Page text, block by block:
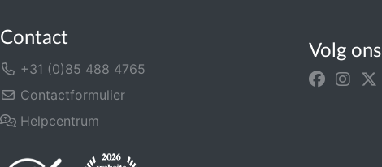
Contact
+31 (0)85 488 4765
Contactformulier
Helpcentrum
Volg ons